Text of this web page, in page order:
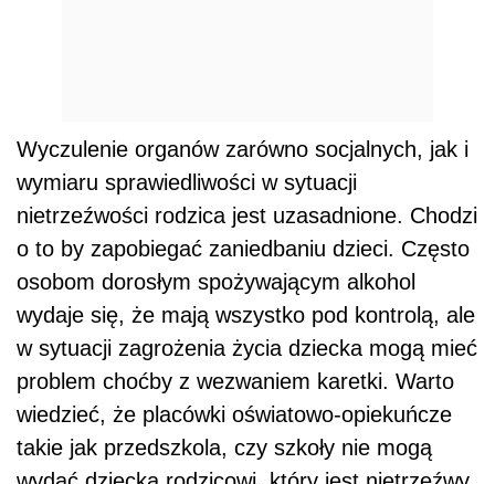
Wyczulenie organów zarówno socjalnych, jak i
wymiaru sprawiedliwości w sytuacji
nietrzeźwości rodzica jest uzasadnione. Chodzi
o to by zapobiegać zaniedbaniu dzieci. Często
osobom dorosłym spożywającym alkohol
wydaje się, że mają wszystko pod kontrolą, ale
w sytuacji zagrożenia życia dziecka mogą mieć
problem choćby z wezwaniem karetki. Warto
wiedzieć, że placówki oświatowo-opiekuńcze
takie jak przedszkola, czy szkoły nie mogą